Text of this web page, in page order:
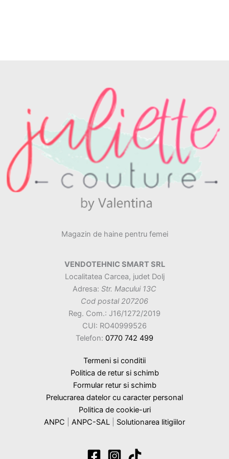
Magazin de haine pentru femei
VENDOTEHNIC SMART SRL
Localitatea Carcea, judet Dolj
Adresa: Str. Macului 13C
Cod postal 207206
Reg. Com.: J16/1272/2019
CUI: RO40999526
Telefon: 0770 742 499
Termeni si conditii
Politica de retur si schimb
Formular retur si schimb
Prelucrarea datelor cu caracter personal
Politica de cookie-uri
ANPC
ANPC-SAL Solutionarea litigiilor